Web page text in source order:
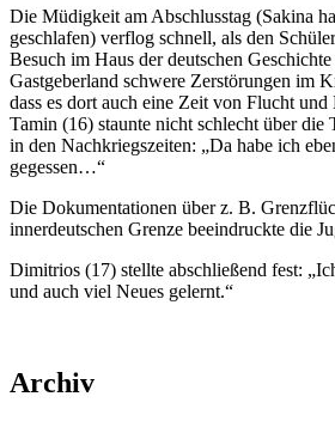
Die Müdigkeit am Abschlusstag (Sakina
geschlafen) verflog schnell, als den
Besuch im Haus der deutschen
Gastgeberland schwere Zerstörungen im
dass es dort auch eine Zeit von Flucht und
Tamin (16) staunte nicht schlecht über die
in den Nachkriegszeiten: „Da habe ich
gegessen…“
Die Dokumentationen über z. B.
innerdeutschen Grenze beeindruckte die
Dimitrios (17) stellte abschließend fest:
und auch viel Neues gelernt.“
Archiv